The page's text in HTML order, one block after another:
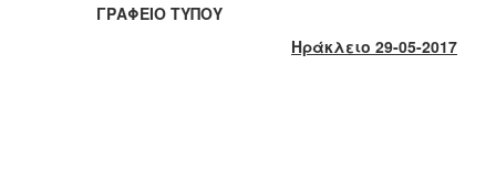
ΓΡΑΦΕΙΟ ΤΥΠΟΥ
Ηράκλειο 29-05-2017